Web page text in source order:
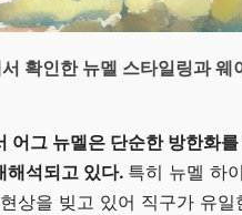
확인한 뉴멜 스타일링과 웨
그 뉴멜은 단순한 방한화를
해석되고 있다. 특히 뉴멜 하
상을 빚고 있어 직구가 유일